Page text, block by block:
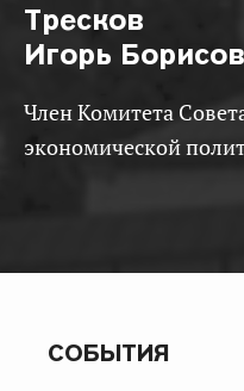
Тресков
Игорь
Член Комитета Совета Федерации по
экономической
СОБЫТИЯ